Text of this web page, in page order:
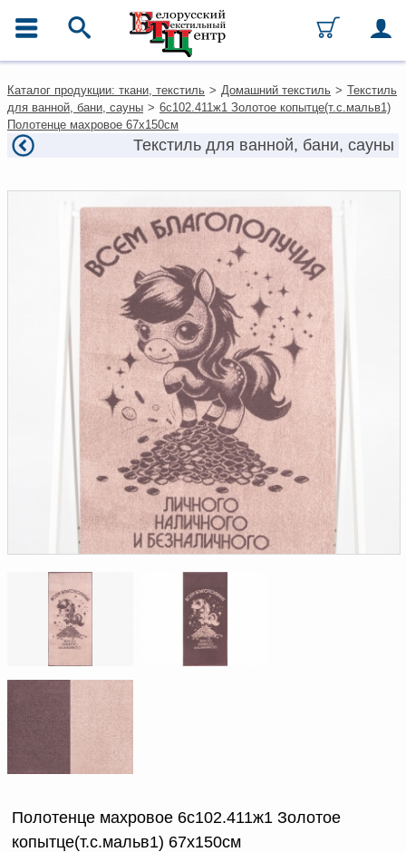
Каталог
Ткани
Домашний текстиль
Одежда
Текстиль для ресторанов и
гостиниц
Текстильная галантерея и
фурнитура
Условия работы
Оплата и доставка
Как оформить заказ
Написать нам
Доверенность на
Документы по работе с
персональными данными
Письмо руководителю
Вопросы и ответы
Новости | Статьи
Каталог продукции: ткани, текстиль > Домашний текстиль > Текстиль
для ванной, бани, сауны > 6с102.411ж1 Золотое копытце(т.с.мальв1)
Полотенце махровое 67х150см
Текстиль для ванной, бани, сауны
Полотенце махровое 6с102.411ж1 Золотое
копытце(т.с.мальв1) 67х150см
Добавить